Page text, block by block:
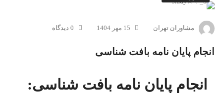
مشاوران تهران 15 مهر 1404 0 دیدگاه
انجام پایان نامه بافت شناسی
انجام پایان نامه بافت شناسی: